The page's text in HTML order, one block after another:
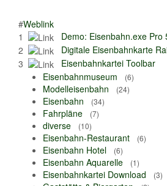
#Weblink
1
Demo: Eisenbahn.exe Pro
2
Digitale Eisenbahnkarte
3
Eisenbahnkartei Toolbar
Eisenbahnmuseum
(6)
Modelleisenbahn (24)
Eisenbahn (34)
Fahrpläne (7)
diverse (10)
Eisenbahn-Restaurant (6)
Eisenbahn Hotel (6)
Eisenbahn Aquarelle (1)
Eisenbahnkartei Download (3)